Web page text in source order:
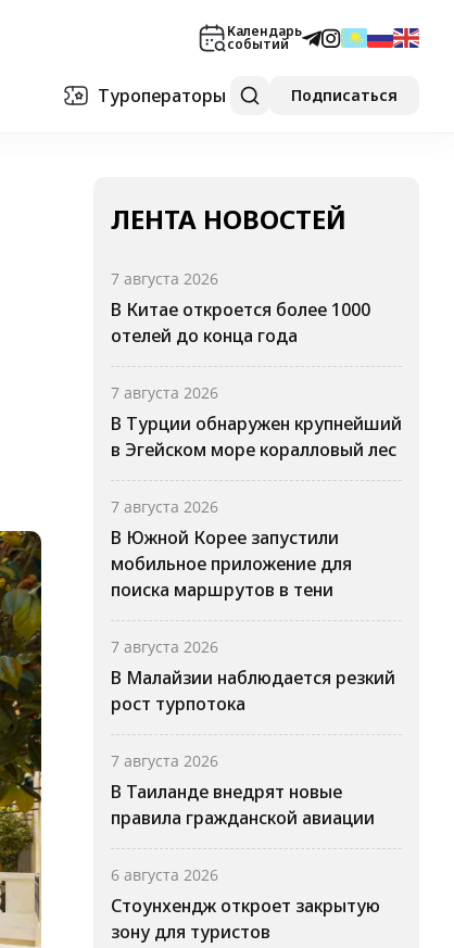
Календарь
событий
Туроператоры Подписаться
ЛЕНТА НОВОСТЕЙ
7 августа 2026
В Китае откроется более 1000
отелей до конца года
7 августа 2026
В Турции обнаружен крупнейший
в Эгейском море коралловый лес
7 августа 2026
В Южной Корее запустили
мобильное приложение для
поиска маршрутов в тени
7 августа 2026
В Малайзии наблюдается резкий
рост турпотока
7 августа 2026
В Таиланде внедрят новые
правила гражданской авиации
6 августа 2026
Стоунхендж откроет закрытую
зону для туристов